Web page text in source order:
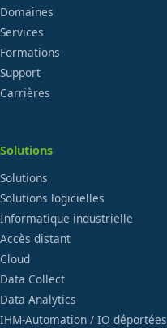
Domaines
Services
Formations
Support
Carrières
Solutions
Solutions
Solutions logicielles
Informatique industrielle
Accès distant
Cloud
Data Collect
Data Analytics
IHM-Automation / IO déportées